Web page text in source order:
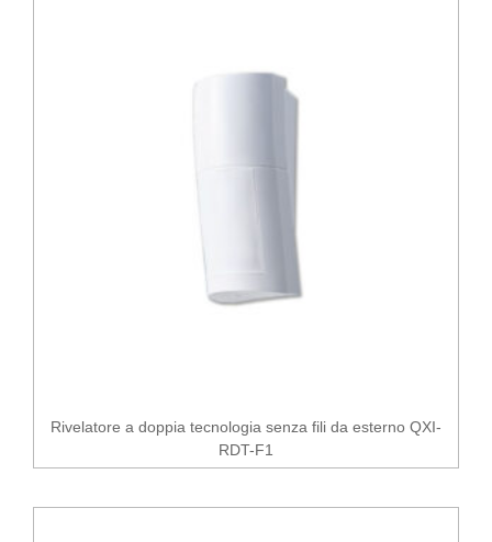
Rivelatore a doppia tecnologia senza fili da esterno QXI-
RDT-F1